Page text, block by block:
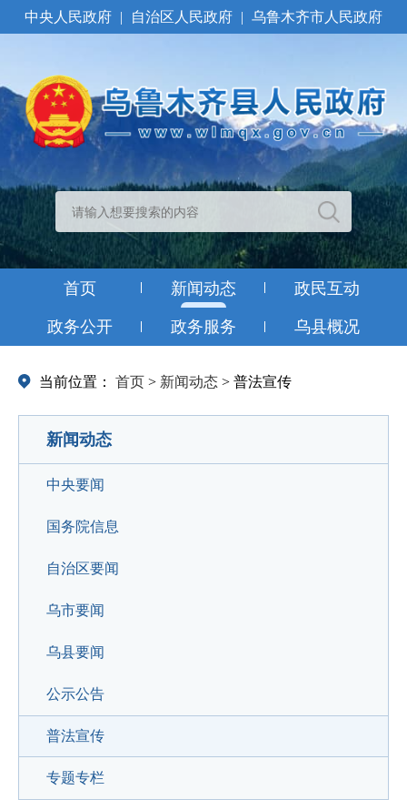
中央人民政府 | 自治区人民政府 | 乌鲁木齐市人民政府
首页 新闻动态 政民互动
政务公开 政务服务 乌县概况
当前位置： 首页 > 新闻动态 > 普法宣传
新闻动态
中央要闻
国务院信息
自治区要闻
乌市要闻
乌县要闻
公示公告
普法宣传
专题专栏